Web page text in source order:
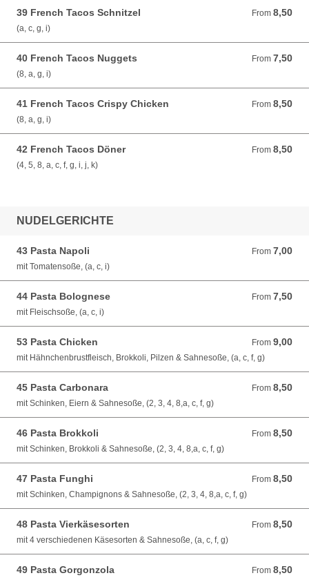
39 French Tacos Schnitzel From 8,50
From 8,50 EUR
(a, c, g, i)
40 French Tacos Nuggets From 7,50
From 7,50 EUR
(8, a, g, i)
41 French Tacos Crispy Chicken From 8,50
From 8,50 EUR
(8, a, g, i)
42 French Tacos Döner From 8,50
From 8,50 EUR
(4, 5, 8, a, c, f, g, i, j, k)
NUDELGERICHTE
43 Pasta Napoli From 7,00
From 7,00 EUR
mit Tomatensoße, (a, c, i)
44 Pasta Bolognese From 7,50
From 7,50 EUR
mit Fleischsoße, (a, c, i)
53 Pasta Chicken From 9,00
From 9,00 EUR
mit Hähnchenbrustfleisch, Brokkoli, Pilzen & Sahnesoße, (a, c, f, g)
45 Pasta Carbonara From 8,50
From 8,50 EUR
mit Schinken, Eiern & Sahnesoße, (2, 3, 4, 8,a, c, f, g)
46 Pasta Brokkoli From 8,50
From 8,50 EUR
mit Schinken, Brokkoli & Sahnesoße, (2, 3, 4, 8,a, c, f, g)
47 Pasta Funghi From 8,50
From 8,50 EUR
mit Schinken, Champignons & Sahnesoße, (2, 3, 4, 8,a, c, f, g)
48 Pasta Vierkäsesorten From 8,50
From 8,50 EUR
mit 4 verschiedenen Käsesorten & Sahnesoße, (a, c, f, g)
49 Pasta Gorgonzola From 8,50
From 8,50 EUR